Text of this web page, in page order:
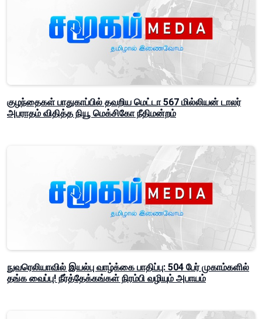
குழந்தைகள் பாதுகாப்பில் தவறிய மெட்டா 567 மில்லியன் டாலர்
அபராதம் விதித்த நியூ மெக்சிகோ நீதிமன்றம்
நுவரெலியாவில் இயல்பு வாழ்க்கை பாதிப்பு: 504 பேர் முகாம்களில்
தங்க வைப்பு! நீர்த்தேக்கங்கள் நிரம்பி வழியும் அபாயம்